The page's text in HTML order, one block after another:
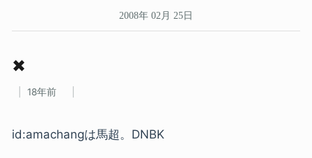
2008年 02月 25日
✖
18年前
id:amachangは馬超。DNBK